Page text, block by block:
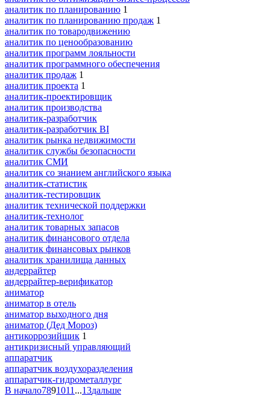
аналитик по планированию 1
аналитик по планированию продаж 1
аналитик по товародвижению
аналитик по ценообразованию
аналитик программ лояльности
аналитик программного обеспечения
аналитик продаж 1
аналитик проекта 1
аналитик-проектировщик
аналитик производства
аналитик-разработчик
аналитик-разработчик BI
аналитик рынка недвижимости
аналитик службы безопасности
аналитик СМИ
аналитик со знанием английского языка
аналитик-статистик
аналитик-тестировщик
аналитик технической поддержки
аналитик-технолог
аналитик товарных запасов
аналитик финансового отдела
аналитик финансовых рынков
аналитик хранилища данных
андеррайтер
андеррайтер-верификатор
аниматор
аниматор в отель
аниматор выходного дня
аниматор (Дед Мороз)
антикоррозийщик 1
антикризисный управляющий
аппаратчик
аппаратчик воздухоразделения
аппаратчик-гидрометаллург
В начало7891011 ...13дальше